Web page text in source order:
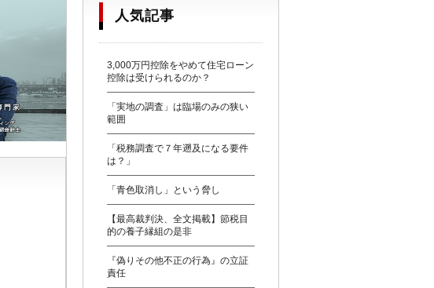
人気記事
3,000万円控除をやめて住宅ローン
控除は受けられるのか？
「実地の調査」は臨場のみの狭い
範囲
「税務調査で７年遡及になる要件
は？」
「青色取消し」という脅し
【最高裁判決、全文掲載】節税目
的の養子縁組の是非
『偽りその他不正の行為』の立証
責任